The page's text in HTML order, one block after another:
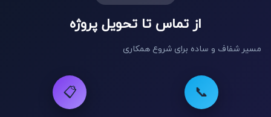
از تماس تا تحویل پروژه
مسیر شفاف و ساده برای شروع همکاری
📞
📋